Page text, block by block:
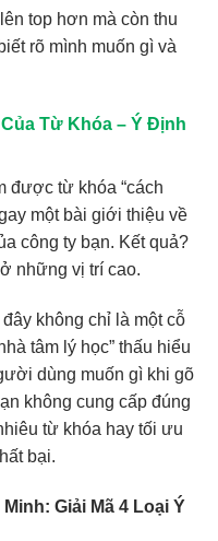
top hơn mà còn thu
rõ mình muốn gì và
Từ Khóa – Ý Định
được từ khóa “cách
một bài giới thiệu về
công ty bạn. Kết quả?
những vị trí cao.
không chỉ là một cỗ
tâm lý học” thấu hiểu
dùng muốn gì khi gõ
không cung cấp đúng
từ khóa hay tối ưu
bại.
Giải Mã 4 Loại Ý